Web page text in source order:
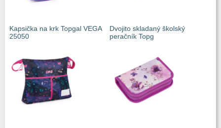
Kapsička na krk Topgal VEGA
25050
Dvojito skladaný školský
peračník Topg